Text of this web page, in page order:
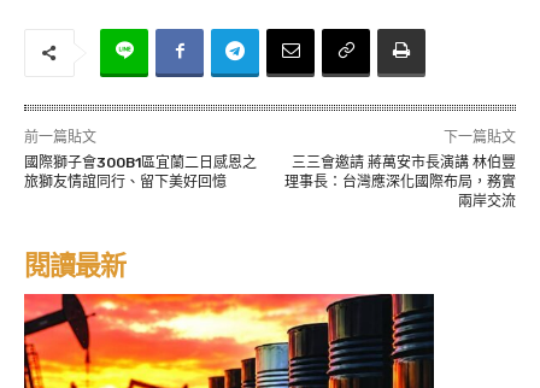
前一篇貼文
國際獅子會300B1區宜蘭二日感恩之
旅獅友情誼同行、留下美好回憶
下一篇貼文
三三會邀請 蔣萬安市長演講 林伯豐
理事長：台灣應深化國際布局，務實
兩岸交流
閱讀最新